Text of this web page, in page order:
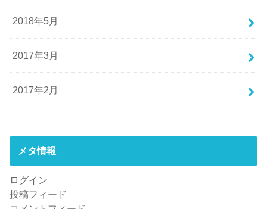
2018年5月
2017年3月
2017年2月
メタ情報
ログイン
投稿フィード